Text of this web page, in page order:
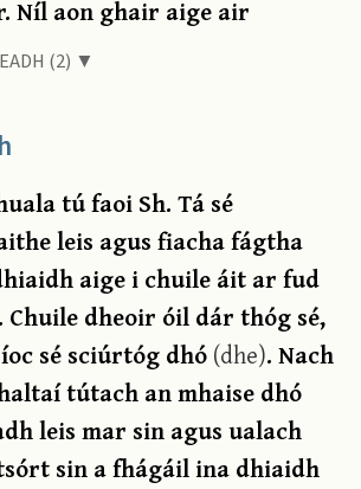
Níl aon ghair aige air
(2) ▼
tú faoi Sh. Tá sé
leis agus fiacha fágtha
aige i chuile áit ar fud
Chuile dheoir óil dár thóg sé,
sé sciúrtóg dhó(dhe). Nach
tútach an mhaise dhó
leis mar sin agus ualach
sin a fhágáil ina dhiaidh